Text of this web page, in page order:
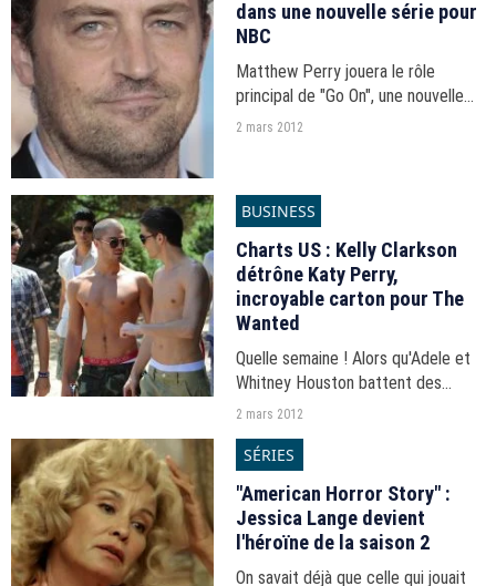
des extraterrestres".
dans une nouvelle série pour
NBC
Matthew Perry jouera le rôle
principal de "Go On", une nouvelle
sitcom écrite par Scott Silveri, un
2 mars 2012
BUSINESS
Charts US : Kelly Clarkson
détrône Katy Perry,
incroyable carton pour The
Wanted
Quelle semaine ! Alors qu'Adele et
Whitney Houston battent des
records dans les charts albums,
position du Hot 100 tandis que le
2 mars 2012
SÉRIES
"American Horror Story" :
Jessica Lange devient
l'héroïne de la saison 2
On savait déjà que celle qui jouait